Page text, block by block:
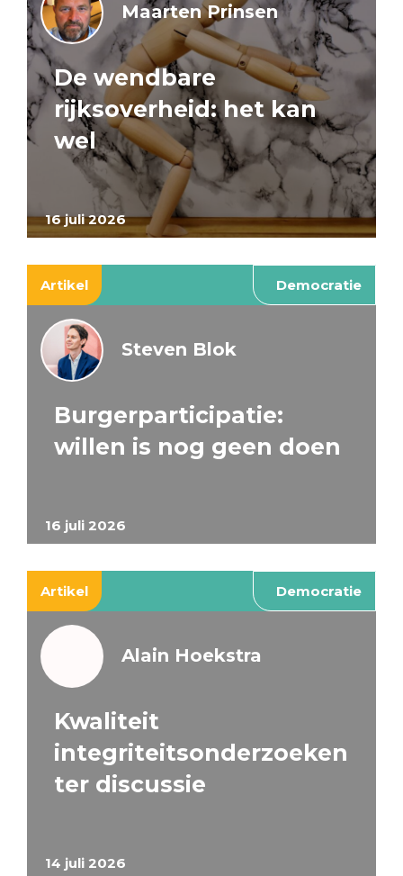
16 juli 2026
Maarten Prinsen
De wendbare
rijksoverheid: het kan
wel
Artikel Democratie
16 juli 2026
Steven Blok
Burgerparticipatie:
willen is nog geen doen
Artikel Democratie
14 juli 2026
Alain Hoekstra
Kwaliteit
integriteitsonderzoeken
ter discussie